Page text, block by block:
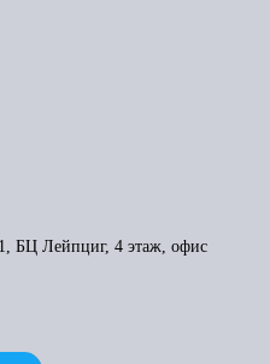
БЦ Лейпциг, 4 этаж, офис